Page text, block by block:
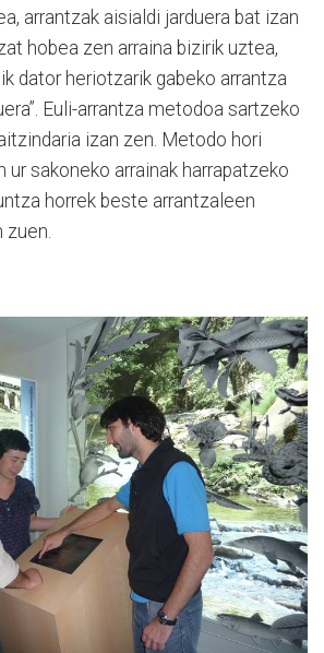
arrantzak aisialdi jarduera bat izan
hobea zen arraina bizirik uztea,
dator heriotzarik gabeko arrantza
Euli-arrantza metodoa sartzeko
izan zen. Metodo hori
ur sakoneko arrainak harrapatzeko
horrek beste arrantzaleen
zuen.